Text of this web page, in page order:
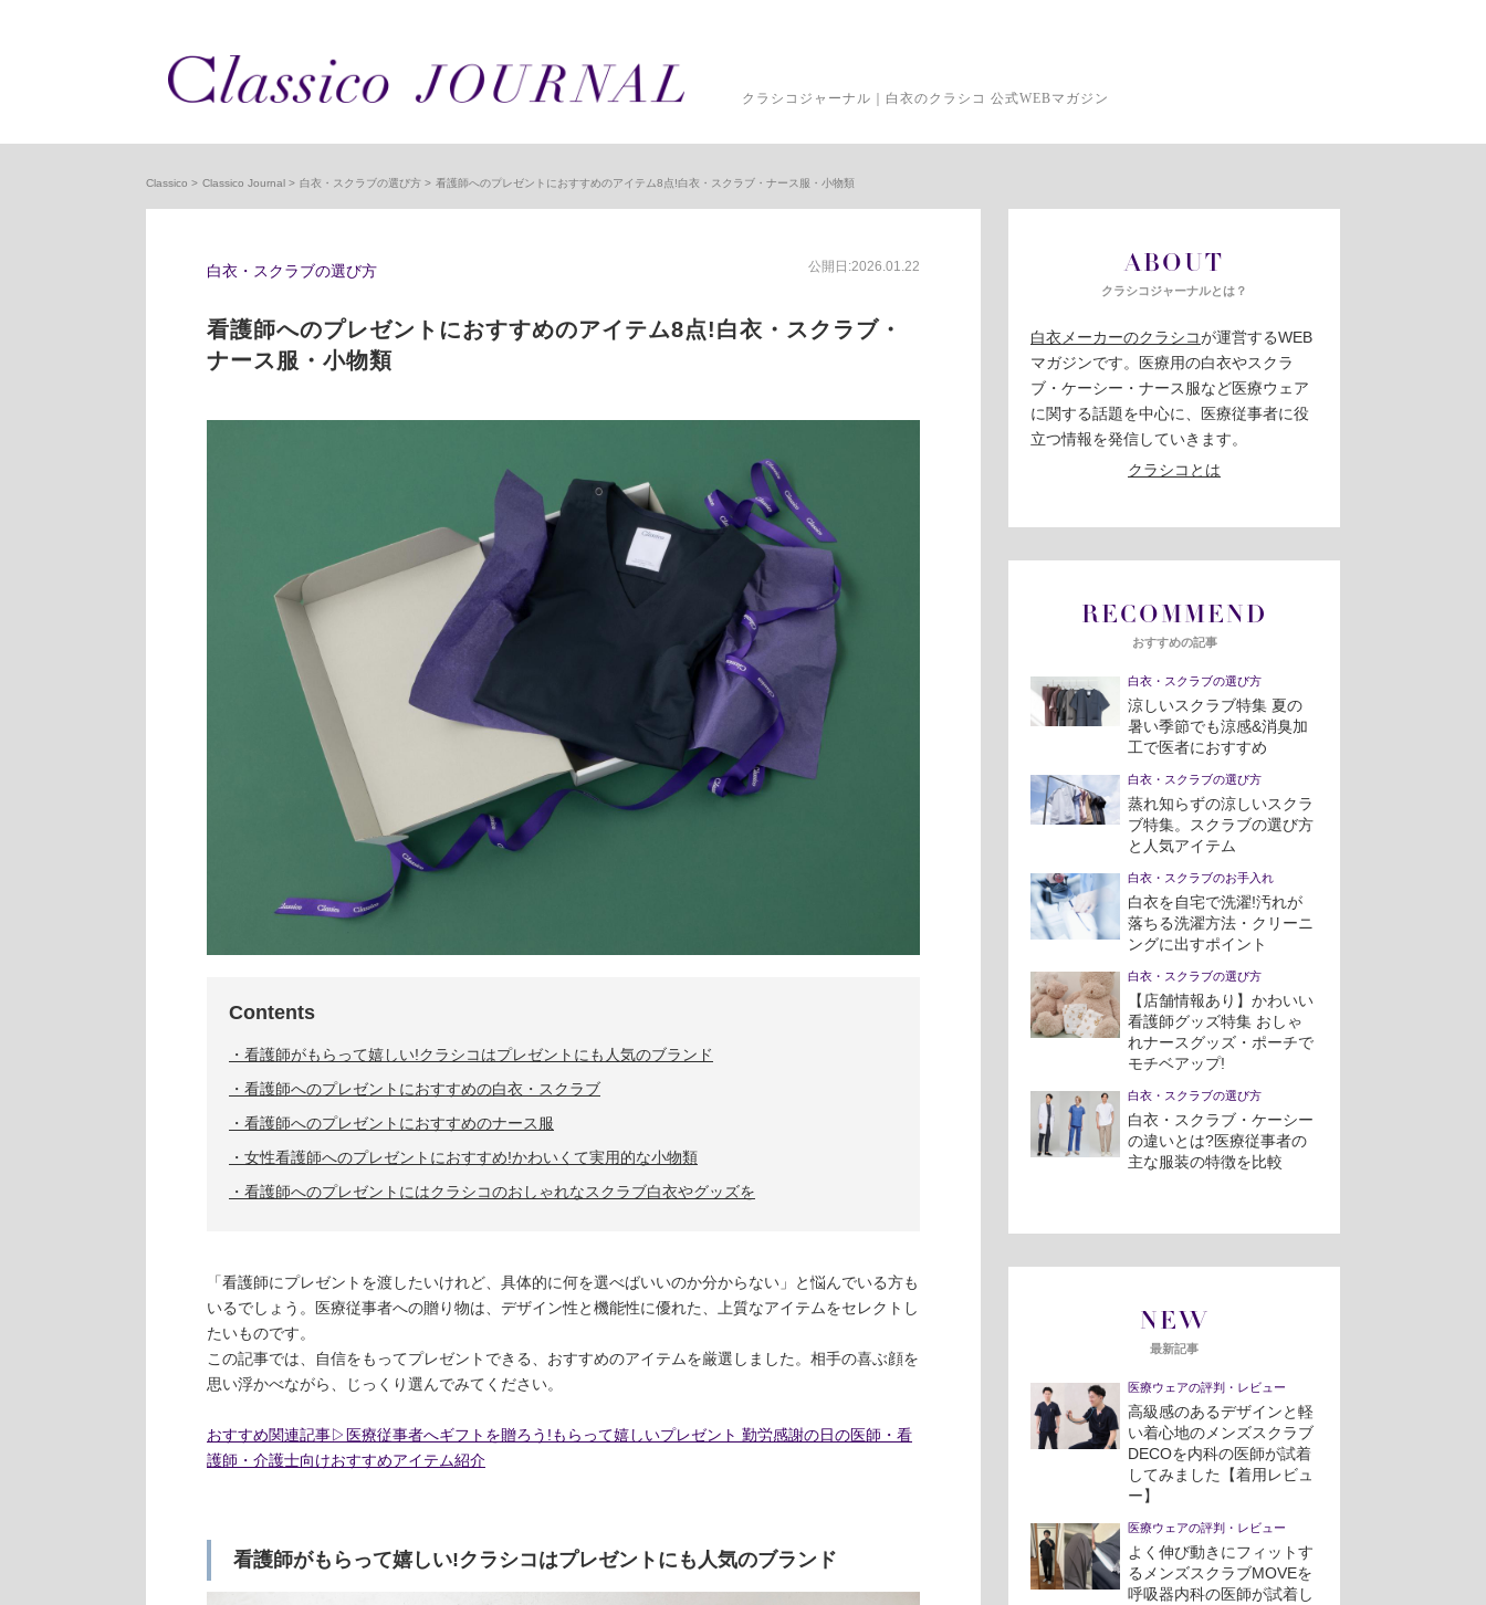
クラシコジャーナル｜白衣のクラシコ 公式WEBマガジン
Classico Classico Journal 白衣・スクラブの選び方 看護師へのプレゼントにおすすめのアイテム8点!白衣・スクラブ・ナース服・小物類
白衣・スクラブの選び方 公開日:2026.01.22
看護師へのプレゼントにおすすめのアイテム8点!白衣・スクラブ・
ナース服・小物類
Contents
看護師がもらって嬉しい!クラシコはプレゼントにも人気のブランド
看護師へのプレゼントにおすすめの白衣・スクラブ
看護師へのプレゼントにおすすめのナース服
女性看護師へのプレゼントにおすすめ!かわいくて実用的な小物類
看護師へのプレゼントにはクラシコのおしゃれなスクラブ白衣やグッズを
「看護師にプレゼントを渡したいけれど、具体的に何を選べばいいのか分からない」と悩んでいる方も
いるでしょう。医療従事者への贈り物は、デザイン性と機能性に優れた、上質なアイテムをセレクトし
たいものです。
この記事では、自信をもってプレゼントできる、おすすめのアイテムを厳選しました。相手の喜ぶ顔を
思い浮かべながら、じっくり選んでみてください。
おすすめ関連記事▷医療従事者へギフトを贈ろう!もらって嬉しいプレゼント 勤労感謝の日の医師・看
護師・介護士向けおすすめアイテム紹介
看護師がもらって嬉しい!クラシコはプレゼントにも人気のブランド
ABOUT
クラシコジャーナルとは？
白衣メーカーのクラシコが運営するWEB
マガジンです。医療用の白衣やスクラ
ブ・ケーシー・ナース服など医療ウェア
に関する話題を中心に、医療従事者に役
立つ情報を発信していきます。
クラシコとは
RECOMMEND
おすすめの記事
白衣・スクラブの選び方
涼しいスクラブ特集 夏の
暑い季節でも涼感&消臭加
工で医者におすすめ
白衣・スクラブの選び方
蒸れ知らずの涼しいスクラ
ブ特集。スクラブの選び方
と人気アイテム
白衣・スクラブのお手入れ
白衣を自宅で洗濯!汚れが
落ちる洗濯方法・クリーニ
ングに出すポイント
白衣・スクラブの選び方
【店舗情報あり】かわいい
看護師グッズ特集 おしゃ
れナースグッズ・ポーチで
モチベアップ!
白衣・スクラブの選び方
白衣・スクラブ・ケーシー
の違いとは?医療従事者の
主な服装の特徴を比較
NEW
最新記事
医療ウェアの評判・レビュー
高級感のあるデザインと軽
い着心地のメンズスクラブ
DECOを内科の医師が試着
してみました【着用レビュ
ー】
医療ウェアの評判・レビュー
よく伸び動きにフィットす
るメンズスクラブMOVEを
呼吸器内科の医師が試着し